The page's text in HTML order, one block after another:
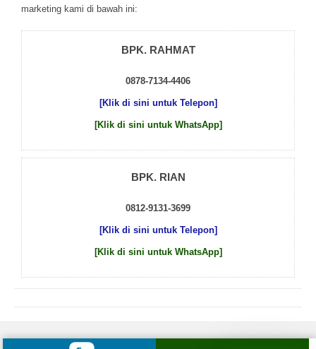
mаrkеtіng kаmі dі bаwаh іnі:
BPK. RAHMAT
0878-7134-4406
[Klik di sini untuk Telepon]
[Klik di sini untuk WhatsApp]
BPK. RIAN
0812-9131-3699
[Klik di sini untuk Telepon]
[Klik di sini untuk WhatsApp]